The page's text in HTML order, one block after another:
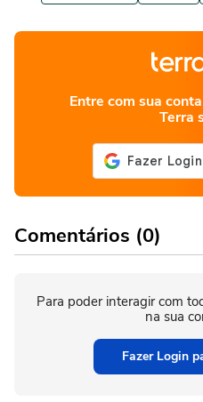
Entre com sua
Terra
Comentários (0)
Para poder interagir com
na sua
Fazer Login